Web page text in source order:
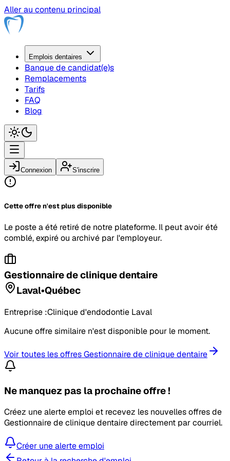
Aller au contenu principal
Emplois dentaires
Banque de candidat(e)s
Remplacements
Tarifs
FAQ
Blog
Connexion S'inscrire
Cette offre n'est plus disponible
Le poste a été retiré de notre plateforme. Il peut avoir été
comblé, expiré ou archivé par l'employeur.
Gestionnaire de clinique dentaire
Laval•Québec
Entreprise :Clinique d'endodontie Laval
Aucune offre similaire n'est disponible pour le moment.
Voir toutes les offresGestionnaire de clinique dentaire
Ne manquez pas la prochaine offre !
Créez une alerte emploi et recevez les nouvelles offres de
Gestionnaire de clinique dentairedirectement par courriel.
Créer une alerte emploi